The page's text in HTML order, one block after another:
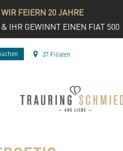
WIR FEIERN 20 JAHRE
& IHR GEWINNT EINEN FIAT 500
37 Filialen